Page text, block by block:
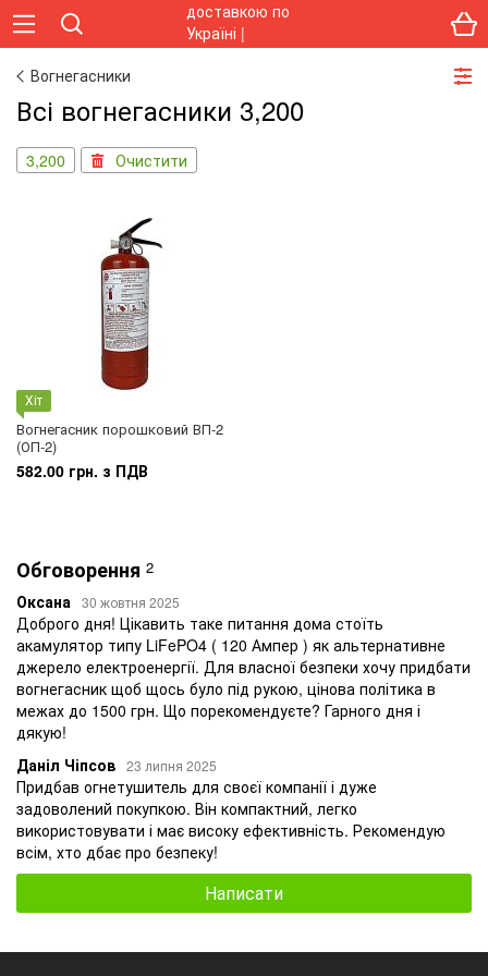
Вогнегасники
Всі вогнегасники 3,200
3,200 Очистити
Хіт
Вогнегасник порошковий ВП-2
(ОП-2)
582.00 грн. з ПДВ
Обговорення 2
Оксана 30 жовтня 2025
Доброго дня! Цікавить таке питання дома стоїть
акамулятор типу LiFePO4 ( 120 Ампер ) як альтернативне
джерело електроенергії. Для власної безпеки хочу придбати
вогнегасник щоб щось було під рукою, цінова політика в
межах до 1500 грн. Що порекомендуєте? Гарного дня і
дякую!
Даніл Чіпсов 23 липня 2025
Придбав огнетушитель для своєї компанії і дуже
задоволений покупкою. Він компактний, легко
використовувати і має високу ефективність. Рекомендую
всім, хто дбає про безпеку!
Написати